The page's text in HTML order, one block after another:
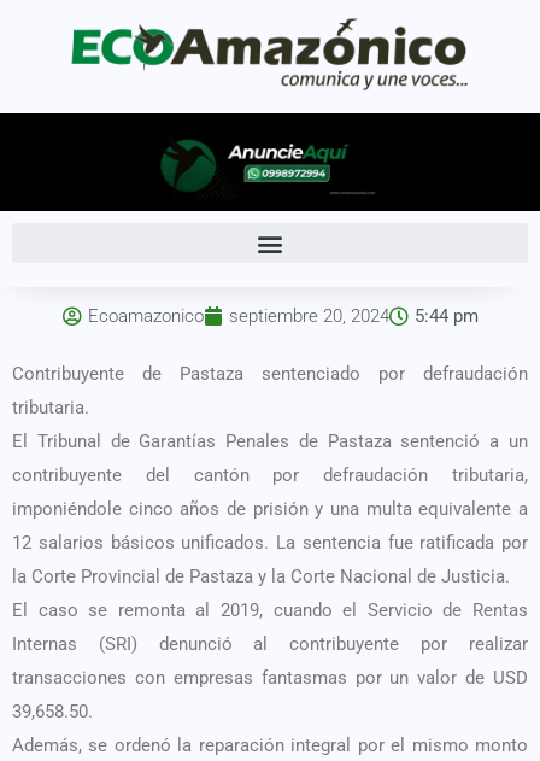
Ecoamazonico septiembre 20, 2024 5:44 pm
Contribuyente de Pastaza sentenciado por defraudación
tributaria.
El Tribunal de Garantías Penales de Pastaza sentenció a un
contribuyente del cantón por defraudación tributaria,
imponiéndole cinco años de prisión y una multa equivalente a
12 salarios básicos unificados. La sentencia fue ratificada por
la Corte Provincial de Pastaza y la Corte Nacional de Justicia.
El caso se remonta al 2019, cuando el Servicio de Rentas
Internas (SRI) denunció al contribuyente por realizar
transacciones con empresas fantasmas por un valor de USD
39,658.50.
Además, se ordenó la reparación integral por el mismo monto